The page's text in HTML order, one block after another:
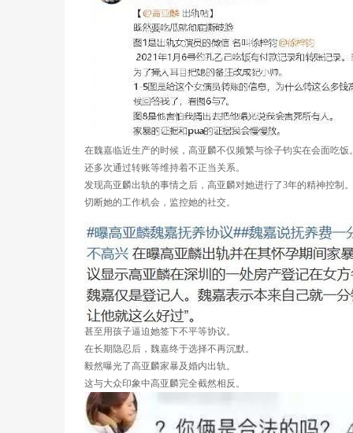
在魏嘉临近生产的时候，高亚麟不仅频繁与徐子钧实在会面吃饭
还多次通过转账等维持着不正当关系。
发现高亚麟出轨的事情之后，高亚麟对她进行了3年的精神控制。
切断她的工作机会，监控她的社交。
甚至用孩子逼迫她签下不平等协议。
在长期隐忍后，魏嘉终于选择不再沉默。
毅然曝光了高亚麟家暴及婚内出轨。
这与大众印象中高亚麟完全截然相反。